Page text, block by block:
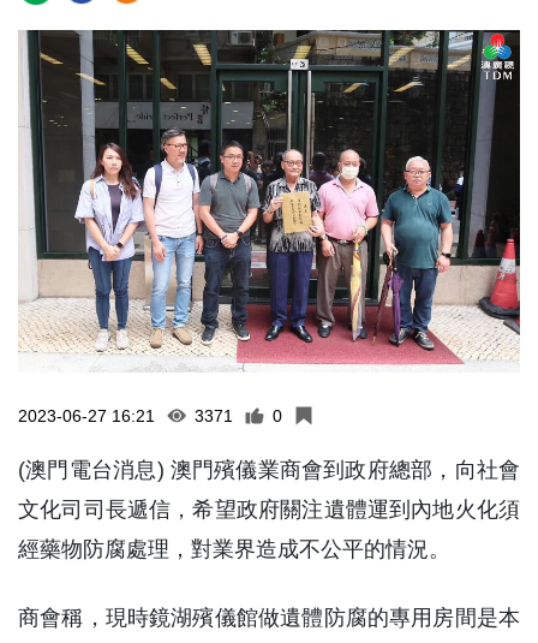
2023-06-27 16:21 3371 0
(澳門電台消息) 澳門殯儀業商會到政府總部，向社會
文化司司長遞信，希望政府關注遺體運到內地火化須
經藥物防腐處理，對業界造成不公平的情況。
商會稱，現時鏡湖殯儀館做遺體防腐的專用房間是本